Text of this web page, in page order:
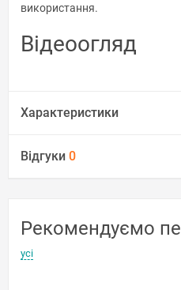
використання.
Відеоогляд
Характеристики
Відгуки 0
Рекомендуємо
усі